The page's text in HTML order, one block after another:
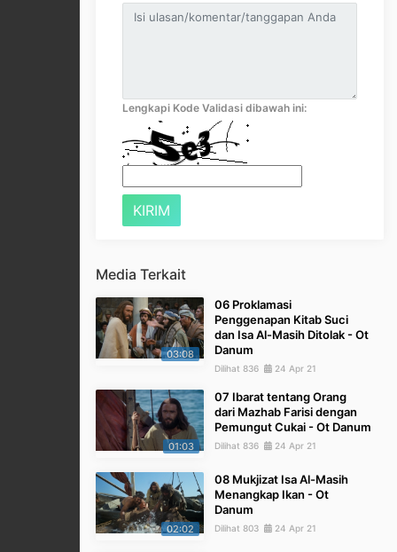
Lengkapi Kode Validasi dibawah ini:
Media Terkait
03:08
06 Proklamasi
Penggenapan Kitab Suci
dan Isa Al-Masih Ditolak - Ot
Danum
Dilihat 836 24 Apr 21
01:03
07 Ibarat tentang Orang
dari Mazhab Farisi dengan
Pemungut Cukai - Ot Danum
Dilihat 836 24 Apr 21
02:02
08 Mukjizat Isa Al-Masih
Menangkap Ikan - Ot
Danum
Dilihat 803 24 Apr 21